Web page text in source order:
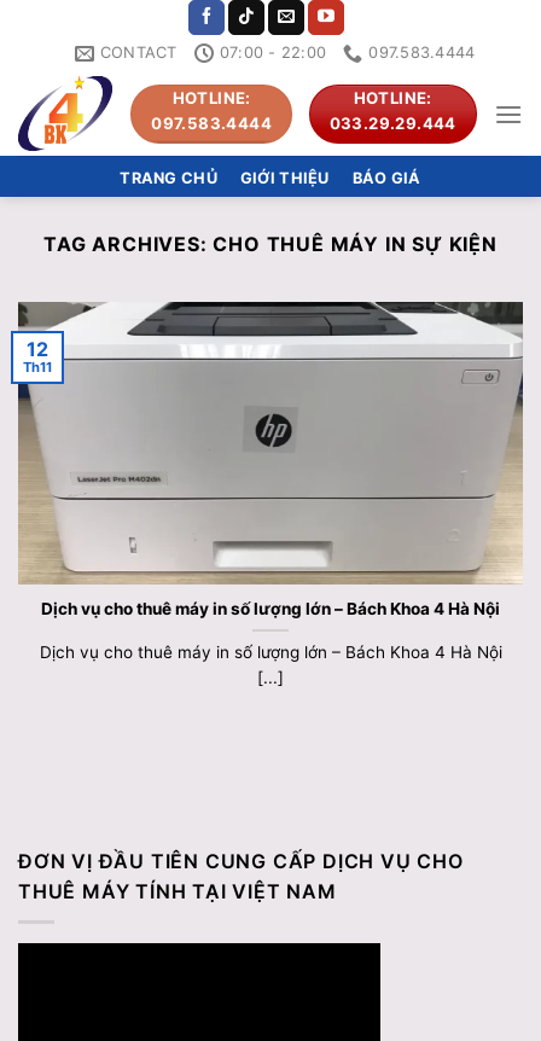
CONTACT 07:00 - 22:00 097.583.4444
HOTLINE:
097.583.4444
HOTLINE:
033.29.29.444
TRANG CHỦ GIỚI THIỆU BÁO GIÁ
TAG ARCHIVES:CHO THUÊ MÁY IN SỰ KIỆN
Dịch vụ cho thuê máy in số lượng lớn – Bách Khoa 4 Hà Nội
Dịch vụ cho thuê máy in số lượng lớn – Bách Khoa 4 Hà Nội
[...]
12
Th11
ĐƠN VỊ ĐẦU TIÊN CUNG CẤP DỊCH VỤ CHO
THUÊ MÁY TÍNH TẠI VIỆT NAM